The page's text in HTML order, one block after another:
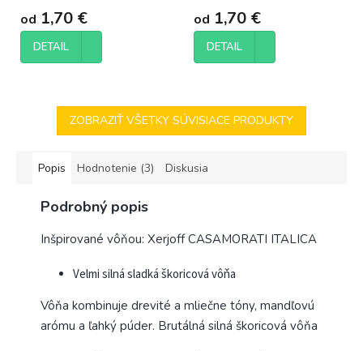
od 1,70 €
DETAIL
od 1,70 €
DETAIL
ZOBRAZIŤ VŠETKY SÚVISIACE PRODUKTY
Popis Hodnotenie (3) Diskusia
Podrobný popis
Inšpirované vôňou: Xerjoff CASAMORATI ITALICA
Velmi silná sladká škoricová vôňa
Vôňa kombinuje drevité a mliečne tóny, mandľovú
arómu a ľahký púder. Brutálná silná škoricová vôňa